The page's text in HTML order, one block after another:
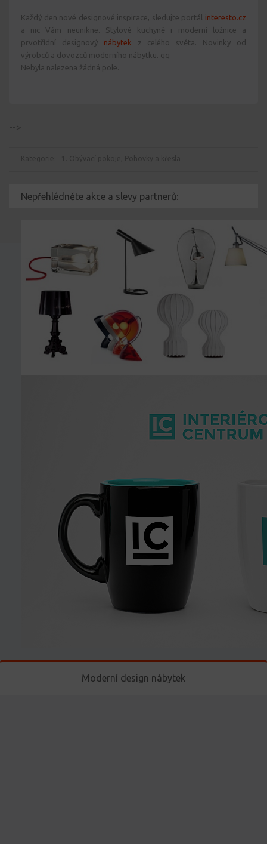
Každý den nové designové inspirace, sledujte portál interesto.cz
a nic Vám neunikne. Stylové kuchyně i moderní ložnice a
prvotřídní designový nábytek z celého světa. Novinky od
výrobců a dovozců moderního nábytku. qq
Nebyla nalezena žádná pole.
Nepřehlédněte akce a slevy partnerů:
Moderní design nábytek